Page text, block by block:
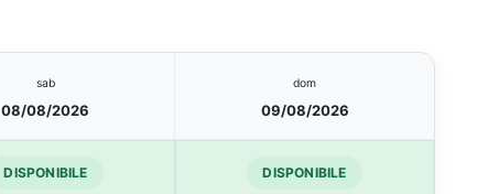
sab
08/08/2026
dom
09/08/2026
DISPONIBILE DISPONIBILE